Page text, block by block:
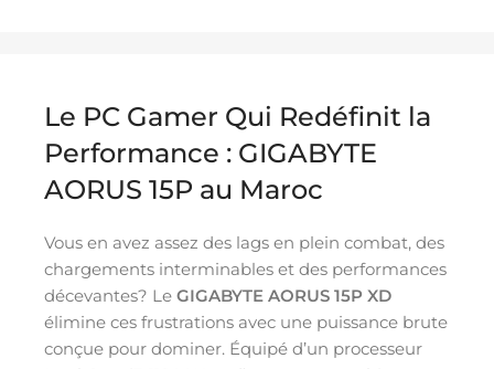
Le PC Gamer Qui Redéfinit la
Performance : GIGABYTE
AORUS 15P au Maroc
Vous en avez assez des lags en plein combat, des
chargements interminables et des performances
décevantes? Le GIGABYTE AORUS 15P XD
élimine ces frustrations avec une puissance brute
conçue pour dominer. Équipé d’un processeur